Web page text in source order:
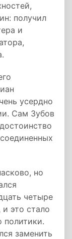
получил
и
усердно
Сам Зубов
но
четыре
это стало
заменить